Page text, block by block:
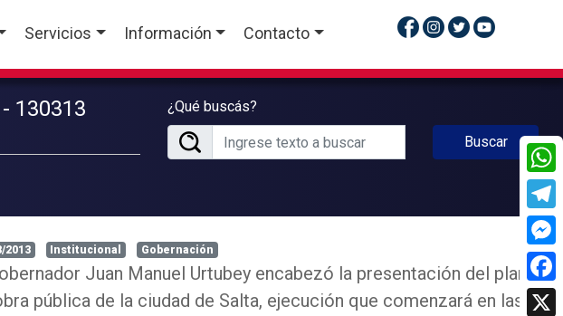
Servicios Información Contacto
130313
¿Qué buscás?
Buscar
2013 Institucional Gobernación
Juan Manuel Urtubey encabezó la presentación del plan
pública de la ciudad de Salta, ejecución que comenzará en las